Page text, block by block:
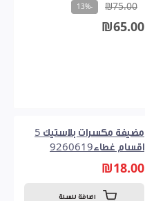
₪75.00
-13%
₪65.00
مضيفة مكسرات بلاستيك 5
اقسام غطاء9260619
₪18.00
اضافة للسلة